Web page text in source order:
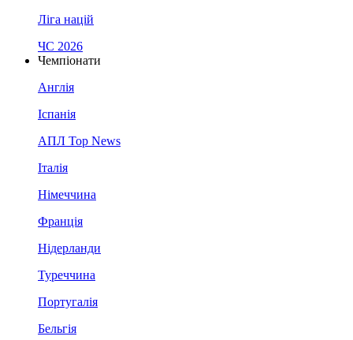
Ліга націй
ЧС 2026
Чемпіонати
Англія
Іспанія
АПЛ Top News
Італія
Німеччина
Франція
Нідерланди
Туреччина
Португалія
Бельгія